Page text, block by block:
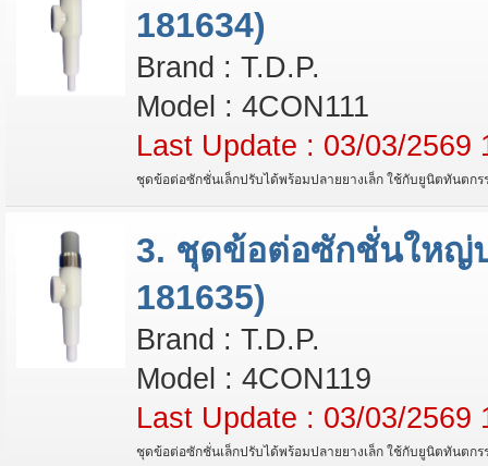
181634)
Brand : T.D.P.
Model : 4CON111
Last Update : 03/03/2569
ชุดข้อต่อซักชั่นเล็กปรับได้พร้อมปลายยางเล็ก ใช้กับยูนิตทันตก
3. ชุดข้อต่อซักชั่นใหญ่
181635)
Brand : T.D.P.
Model : 4CON119
Last Update : 03/03/2569
ชุดข้อต่อซักชั่นเล็กปรับได้พร้อมปลายยางเล็ก ใช้กับยูนิตทันตก